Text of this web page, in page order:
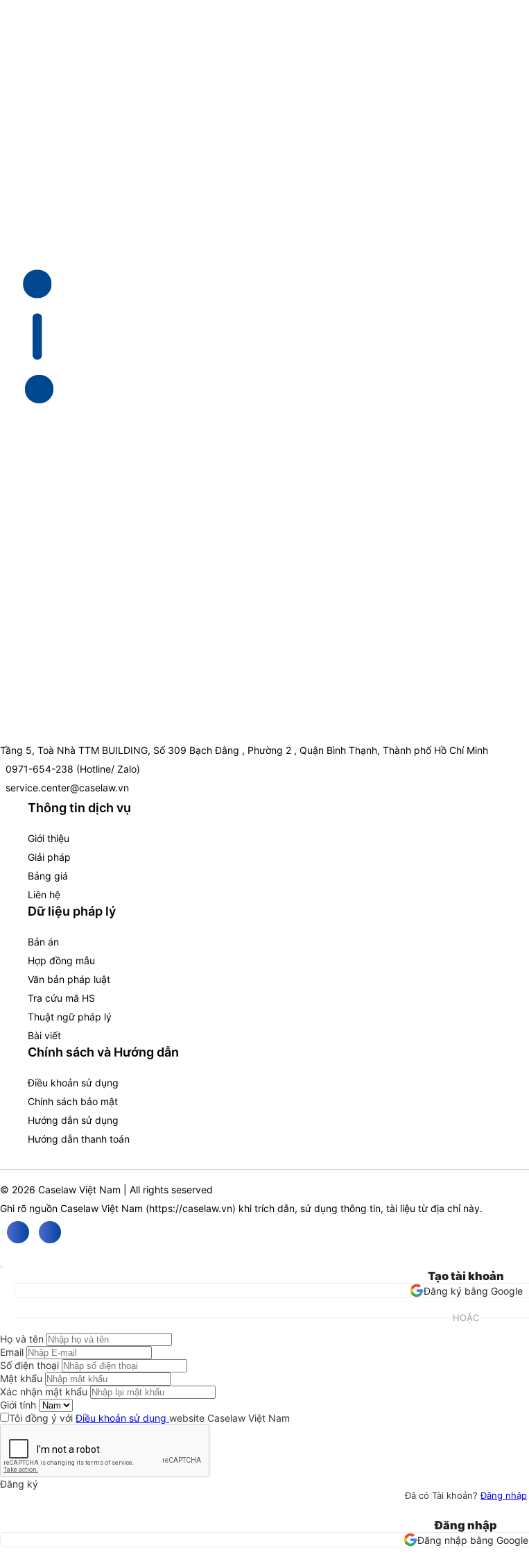
Tầng 5, Toà Nhà TTM BUILDING, Số 309 Bạch Đằng , Phường 2 , Quận Bình Thạnh, Thành phố Hồ Chí Minh
0971-654-238 (Hotline/ Zalo)
service.center@caselaw.vn
Thông tin dịch vụ
Giới thiệu
Giải pháp
Bảng giá
Liên hệ
Dữ liệu pháp lý
Bản án
Hợp đồng mẫu
Văn bản pháp luật
Tra cứu mã HS
Thuật ngữ pháp lý
Bài viết
Chính sách và Hướng dẫn
Điều khoản sử dụng
Chính sách bảo mật
Hướng dẫn sử dụng
Hướng dẫn thanh toán
© 2026 Caselaw Việt Nam | All rights seserved
Ghi rõ nguồn Caselaw Việt Nam (https://caselaw.vn) khi trích dẫn, sử dụng thông tin, tài liệu từ địa chỉ này.
Tạo tài khoản
Đăng ký bằng Google
HOẶC
Họ và tên
Email
Số điện thoại
Mật khẩu
Xác nhận mật khẩu
Giới tính
Tôi đồng ý vớiĐiều khoản sử dụng website Caselaw Việt Nam
Đăng ký
Đã có Tài khoản?Đăng nhập
Đăng nhập
Đăng nhập bằng Google